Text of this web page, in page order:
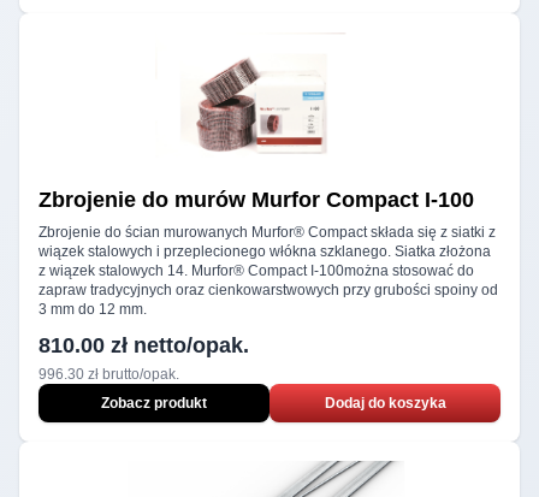
Zbrojenie do murów Murfor Compact I‑100
Zbrojenie do ścian murowanych Murfor® Compact składa się z siatki z
wiązek stalowych i przeplecionego włókna szklanego. Siatka złożona
z wiązek stalowych 14. Murfor® Compact I-100można stosować do
zapraw tradycyjnych oraz cienkowarstwowych przy grubości spoiny od
3 mm do 12 mm.
810.00 zł netto/opak.
996.30 zł brutto/opak.
Zobacz produkt
Dodaj do koszyka